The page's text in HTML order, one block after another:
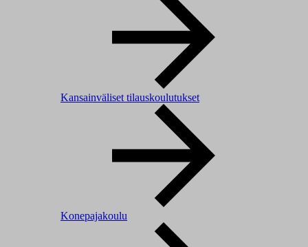
Kansainväliset tilauskoulutukset
Konepajakoulu